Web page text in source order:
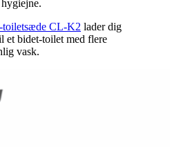
toiletsæde CL-K2 lader dig
et bidet-toilet med flere
vask.